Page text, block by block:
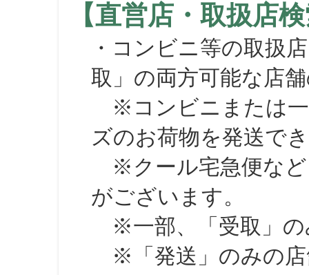
【直営店・取扱店
・コンビニ等の取扱
取」の両方可能な店
※コンビニまたは一
ズのお荷物を発送で
※クール宅急便など
がございます。
※一部、「受取」の
※「発送」のみの店